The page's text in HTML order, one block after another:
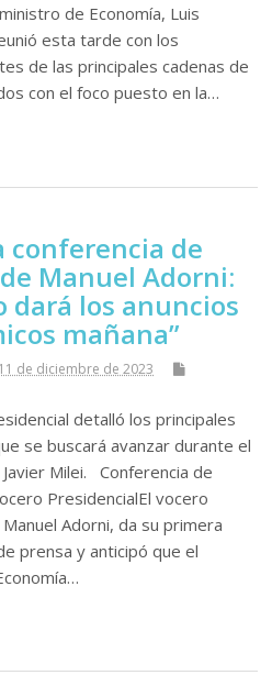
de Economía, Luis
esta tarde con los
de las principales cadenas de
con el foco puesto en la…
conferencia de
Manuel Adorni:
dará los anuncios
mañana”
11 de diciembre de 2023
detalló los principales
se buscará avanzar durante el
Milei. Conferencia de
PresidencialEl vocero
Adorni, da su primera
prensa y anticipó que el